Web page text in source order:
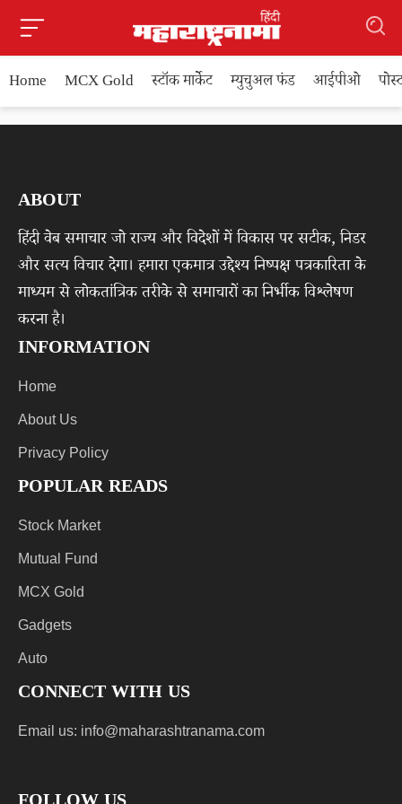
Home MCX Gold स्टॉक मार्केट म्युचुअल फंड आईपीओ
ABOUT
हिंदी वेब समाचार जो राज्य और विदेशों में विकास पर सटीक, निडर
और सत्य विचार देगा। हमारा एकमात्र उद्देश्य निष्पक्ष पत्रकारिता के
माध्यम से लोकतांत्रिक तरीके से समाचारों का निर्भीक विश्लेषण
करना है।
INFORMATION
Home
About Us
Privacy Policy
POPULAR READS
Stock Market
Mutual Fund
MCX Gold
Gadgets
Auto
CONNECT WITH US
Email us: info@maharashtranama.com